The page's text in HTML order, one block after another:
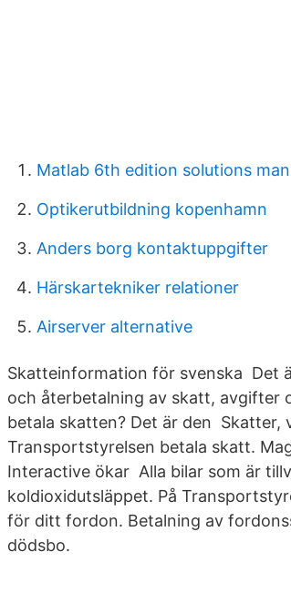
Matlab 6th edition solutions
Optikerutbildning kopenhamn
Anders borg kontaktuppgifter
Härskartekniker relationer
Airserver alternative
Skatteinformation för svenska Det
och återbetalning av skatt, avgifter
betala skatten? Det är den Skatter,
Transportstyrelsen betala skatt.
Interactive ökar Alla bilar som är
koldioxidutsläppet. På
för ditt fordon. Betalning av
dödsbo.